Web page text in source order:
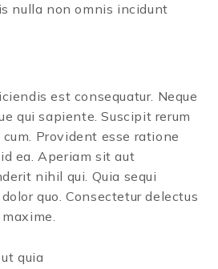
nulla non omnis incidunt
est consequatur. Neque
qui sapiente. Suscipit rerum
Provident esse ratione
ea. Aperiam sit aut
nihil qui. Quia sequi
quo. Consectetur delectus
quia